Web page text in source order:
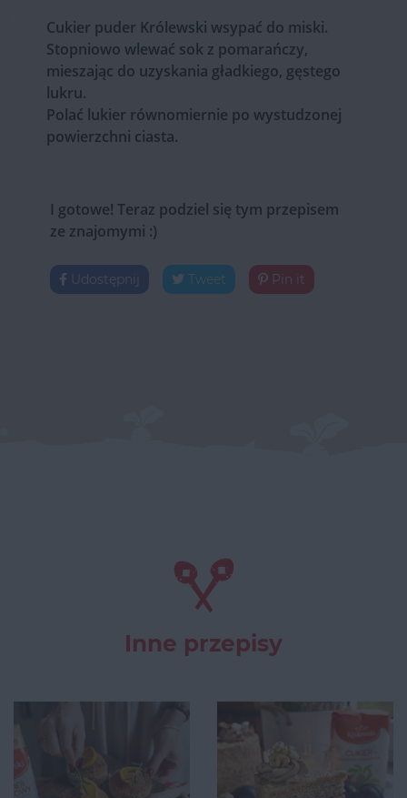
Cukier puder Królewski wsypać do miski.
Stopniowo wlewać sok z pomarańczy,
mieszając do uzyskania gładkiego, gęstego
lukru.
Polać lukier równomiernie po wystudzonej
powierzchni ciasta.
I gotowe! Teraz podziel się tym przepisem
ze znajomymi :)
Udostępnij Tweet Pin it
Inne przepisy